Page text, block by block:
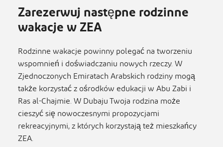
Zarezerwuj następne rodzinne
wakacje w ZEA
Rodzinne wakacje powinny polegać na tworzeniu
wspomnień i doświadczaniu nowych rzeczy. W
Zjednoczonych Emiratach Arabskich rodziny mogą
także korzystać z ośrodków edukacji w Abu Zabi i
Ras al-Chajmie. W Dubaju Twoja rodzina może
cieszyć się nowoczesnymi propozycjami
rekreacyjnymi, z których korzystają też mieszkańcy
ZEA.